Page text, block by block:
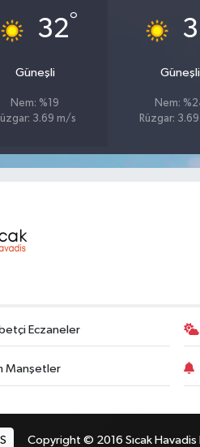
32°
Güneşli
Nem: %19
3.69 m/s
Güneşli
Nem:
Rüzgar:
Eczaneler
Manşetler
Copyright © 2016 Sıcak Havadis